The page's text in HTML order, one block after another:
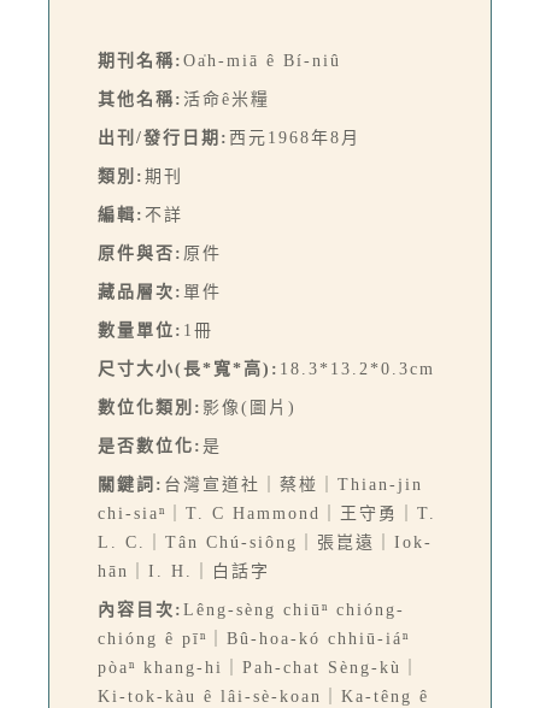
期刊名稱: Oa̍h-miā ê Bí-niû
其他名稱: 活命ê米糧
出刊/發行日期: 西元1968年8月
類別: 期刊
編輯: 不詳
原件與否: 原件
藏品層次: 單件
數量單位: 1冊
尺寸大小(長*寬*高): 18.3*13.2*0.3cm
數位化類別: 影像(圖片)
是否數位化: 是
關鍵詞: 台灣宣道社｜蔡椪｜Thian-jin
chi-siaⁿ｜T. C Hammond｜王守勇｜T.
L. C.｜Tân Chú-siông｜張崑遠｜Iok-
hān｜I. H.｜白話字
內容目次: Lêng-sèng chiūⁿ chióng-
chióng ê pīⁿ｜Bû-hoa-kó chhiū-iáⁿ
pòaⁿ khang-hi｜Pah-chat Sèng-kù｜
Ki-tok-kàu ê lâi-sè-koan｜Ka-têng ê